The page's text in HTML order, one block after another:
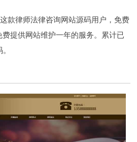
款律师法律咨询网站源码用户，免费
提供网站维护一年的服务。累计已